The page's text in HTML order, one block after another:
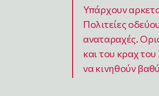
Υπάρχουν
Πολιτείες
αναταραχές.
και του κραχ
να κινηθούν